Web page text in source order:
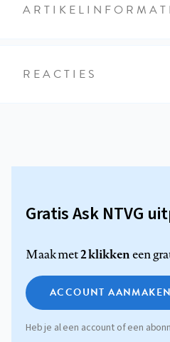
REACTIES
Gratis Ask NTVG
Maak met2 klikkeneen
ACCOUNT AANMAKEN
Heb je al een account of een